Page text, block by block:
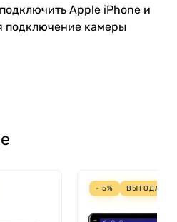
Apple iPhone и
подключение камеры
- 5% ВЫГОДА